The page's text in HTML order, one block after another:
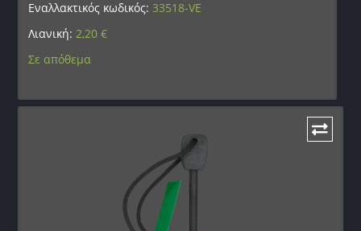
Εναλλακτικός κωδικός: 33518-VE
Λιανική:2,20€
Σε απόθεμα